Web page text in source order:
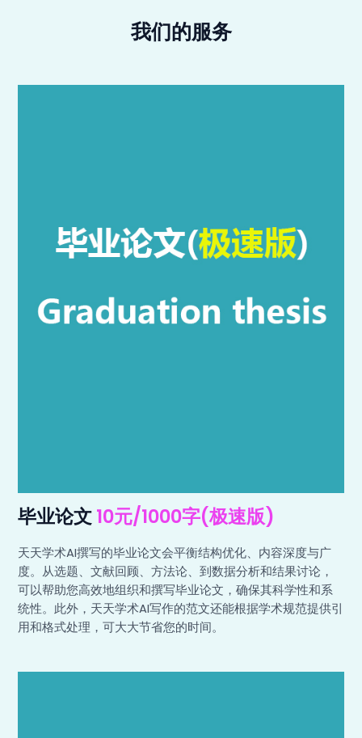
我们的服务
毕业论文10元/1000字(极速版)
天天学术AI撰写的毕业论文会平衡结构优化、内容深度与广
度。从选题、文献回顾、方法论、到数据分析和结果讨论，
可以帮助您高效地组织和撰写毕业论文，确保其科学性和系
统性。此外，天天学术AI写作的范文还能根据学术规范提供引
用和格式处理，可大大节省您的时间。